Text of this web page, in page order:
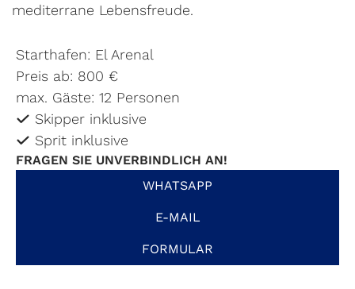
mediterrane Lebensfreude.
Starthafen: El Arenal
Preis ab: 800 €
max. Gäste: 12 Personen
Skipper inklusive
Sprit inklusive
FRAGEN SIE UNVERBINDLICH AN!
WHATSAPP
E-MAIL
FORMULAR